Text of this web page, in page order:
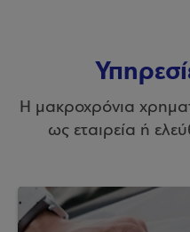
Η μακροχρόνια
ως εταιρεία ή